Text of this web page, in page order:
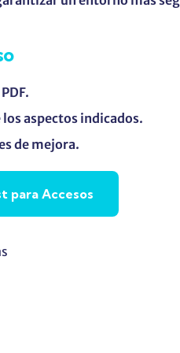
aspectos indicados.
de mejora.
para Accesos